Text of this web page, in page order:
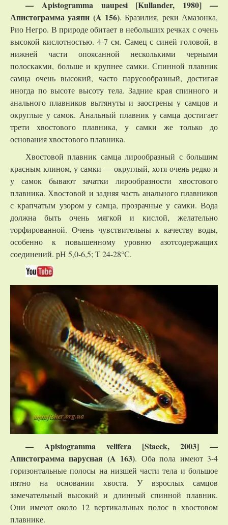
— Apistogramma uaupesi [Kullander, 1980] —
Апистограмма уаяпи (A 156). Бразилия, реки Амазонка,
Рио Негро. В природе обитает в небольших речках с очень
высокой кислотностью. 4-7 см. Самец с синей головой, в
нижней части опоясанной несколькими черными
полоскакми, больше и крупнее самки. Спинной плавник
самца очень высокий, часто парусообразный, достигая
иногда по высоте высоту тела. Задние края спинного и
анального плавников вытянуты и заострены у самцов и
округлые у самок. Анальный плавник у самца достигает
трети хвостового плавника, у самки же только до
основания хвостового плавника.
Хвостовой плавник самца лирообразный с большим
красным клином, у самки — округлый, хотя очень редко и
у самок бывают зачатки лирообразности хвостового
плавника. Хвостовой и задняя часть анального плавников
с крапчатым узором у самца, прозрачные у самки. Вода
должна быть очень мягкой и кислой, желательно
торфированной. Очень чувствительны к качеству воды,
особенно к повышенному уровню азотсодержащих
соединений. рН 5,0-6,5; Т 24-28°С.
— Apistogramma velifera [Staeck, 2003] —
Апистограмма парусная (A 163). Оба пола имеют 3-4
горизонтальные полосы на низшей части тела и большое
пятно на основании хвоста. У взрослых самцов
замечательный высокий и длинный спинной плавник.
Они имеют около 12 вертикальных полос в хвостовом
плавнике.